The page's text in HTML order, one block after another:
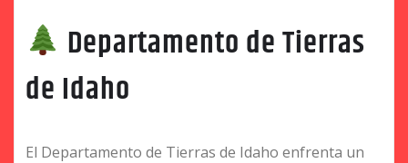
Departamento de Tierras
de Idaho
El Departamento de Tierras de Idaho enfrenta un